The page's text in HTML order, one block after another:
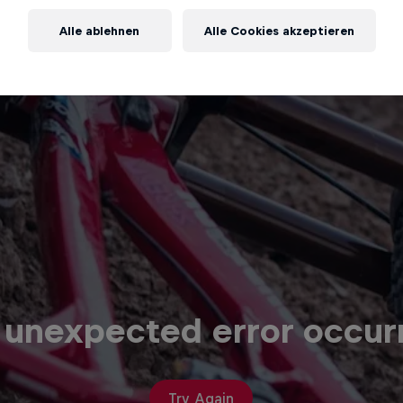
error
Try Again
Alle ablehnen Alle Cookies akzeptieren